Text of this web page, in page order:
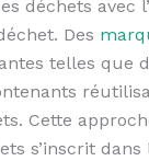
déchets avec
Des
telles que
Cette
s’inscrit dans